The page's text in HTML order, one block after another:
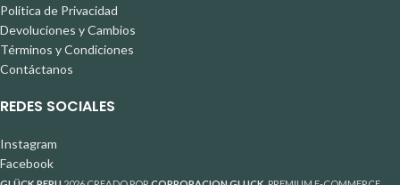
Política de Privacidad
Devoluciones y Cambios
Términos y Condiciones
Contáctanos
REDES SOCIALES
Instagram
Facebook